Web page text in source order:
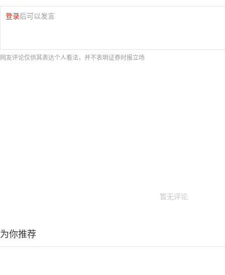
登录后可以发言
网友评论仅供其表达个人看法，并不表明证券时报立场
暂无评论
为你推荐